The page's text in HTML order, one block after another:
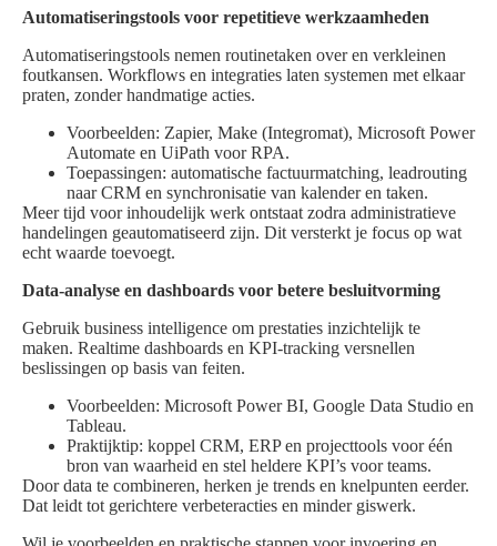
Automatiseringstools voor repetitieve werkzaamheden
Automatiseringstools nemen routinetaken over en verkleinen
foutkansen. Workflows en integraties laten systemen met elkaar
praten, zonder handmatige acties.
Voorbeelden: Zapier, Make (Integromat), Microsoft Power
Automate en UiPath voor RPA.
Toepassingen: automatische factuurmatching, leadrouting
naar CRM en synchronisatie van kalender en taken.
Meer tijd voor inhoudelijk werk ontstaat zodra administratieve
handelingen geautomatiseerd zijn. Dit versterkt je focus op wat
echt waarde toevoegt.
Data-analyse en dashboards voor betere besluitvorming
Gebruik business intelligence om prestaties inzichtelijk te
maken. Realtime dashboards en KPI-tracking versnellen
beslissingen op basis van feiten.
Voorbeelden: Microsoft Power BI, Google Data Studio en
Tableau.
Praktijktip: koppel CRM, ERP en projecttools voor één
bron van waarheid en stel heldere KPI’s voor teams.
Door data te combineren, herken je trends en knelpunten eerder.
Dat leidt tot gerichtere verbeteracties en minder giswerk.